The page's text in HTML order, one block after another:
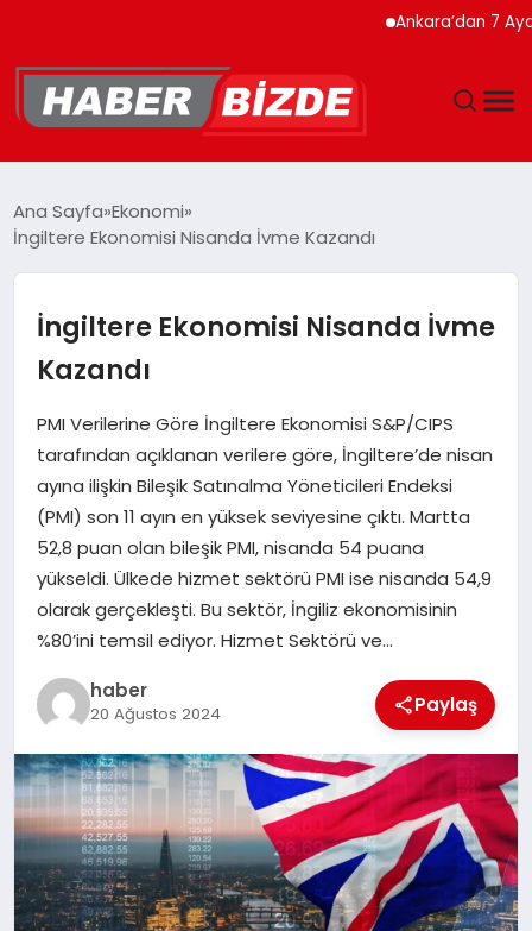
Ankara’dan 7 Ayda
YAŞAM
EKONOMI
EĞITIM
MAGAZIN
SPOR
TEKNOLOJI
Ana Sayfa Ekonomi
İngiltere Ekonomisi Nisanda İvme Kazandı
İngiltere Ekonomisi Nisanda İvme
Kazandı
PMI Verilerine Göre İngiltere Ekonomisi S&P/CIPS
tarafından açıklanan verilere göre, İngiltere’de nisan
ayına ilişkin Bileşik Satınalma Yöneticileri Endeksi
(PMI) son 11 ayın en yüksek seviyesine çıktı. Martta
52,8 puan olan bileşik PMI, nisanda 54 puana
yükseldi. Ülkede hizmet sektörü PMI ise nisanda 54,9
olarak gerçekleşti. Bu sektör, İngiliz ekonomisinin
%80’ini temsil ediyor. Hizmet Sektörü ve…
haber
20 Ağustos 2024 Paylaş